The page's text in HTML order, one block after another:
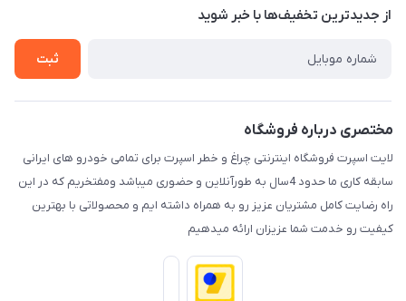
درباره ما
راهنما
از جدید‌ترین تخفیف‌ها با‌ خبر شوید
ثبت
مختصری درباره فروشگاه
لایت اسپرت فروشگاه اینترنتی چراغ و خطر اسپرت برای تمامی خودرو های ایرانی
سابقه کاری ما حدود 4سال به طورآنلاین و حضوری میباشد ومفتخریم که در این
راه رضایت کامل مشتریان عزیز رو به همراه داشته ایم و محصولاتی با بهترین
کیفیت رو خدمت شما عزیزان ارائه میدهیم